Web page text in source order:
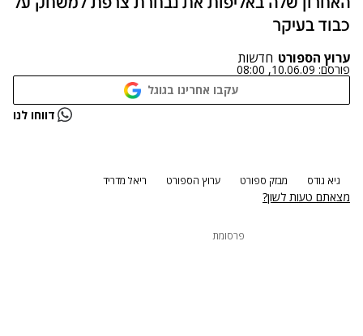
כבוד בעיקר
ערוץ הספורט חדשות
פורסם: 10.06.09, 08:00
עקבו אחרינו בגוגל
נתקלנו בבעיה דווחו לנו
גיא גודס מבזק ספורט ערוץ הספורט ריאל מדריד
מצאתם טעות לשון?
פרסומת